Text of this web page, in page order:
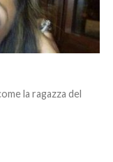
la ragazza del